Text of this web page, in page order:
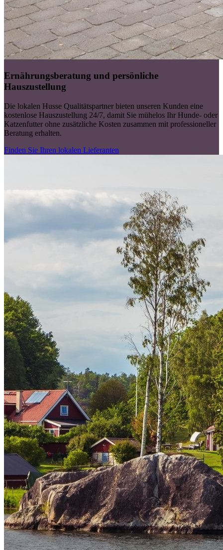
Ernährungsberatung und persönliche
Hauszustellung
Die lokalen Husse Qualitätspartner bieten unseren Kunden eine
kostenlose Hauszustellung 24/7, damit Sie mühelos Ihr Hunde- oder
Katzenfutter ohne zusätzliche Kosten zusammen mit professioneller
Beratung erhalten.
Finden Sie Ihren lokalen Lieferanten